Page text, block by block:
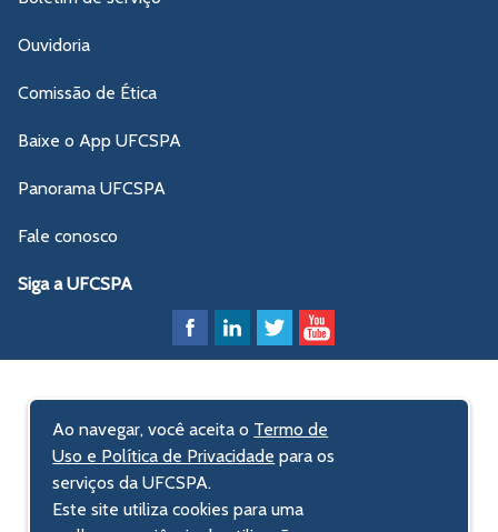
Ouvidoria
Comissão de Ética
Baixe o App UFCSPA
Panorama UFCSPA
Fale conosco
Siga a UFCSPA
Ao navegar, você aceita o Termo de
Uso e Política de Privacidade para os
serviços da UFCSPA.
Este site utiliza cookies para uma